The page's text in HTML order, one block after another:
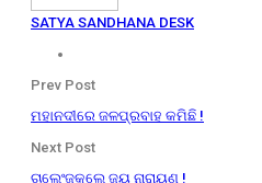
SATYA SANDHANA DESK
Prev Post
ମହାନଦୀରେ ଜଳପ୍ରବାହ କମିଛି !
Next Post
ଚାଲେଂଜକଲେ ଜୟ ନାରାୟଣ !